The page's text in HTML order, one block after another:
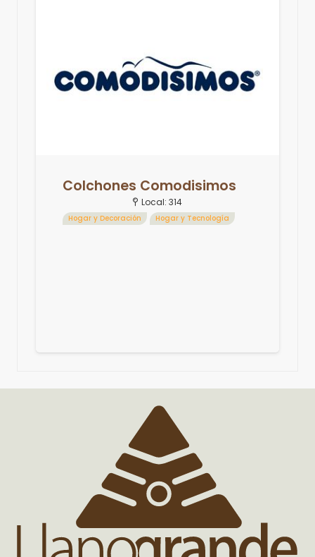
Colchones Comodisimos
Local: 314
Hogar y Decoración Hogar y Tecnología